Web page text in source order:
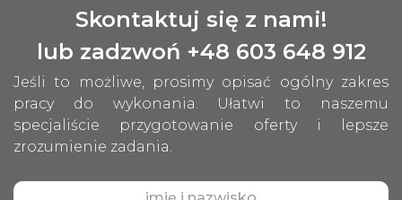
Skontaktuj się z nami!
lub zadzwoń +48 603 648 912
Jeśli to możliwe, prosimy opisać ogólny zakres
pracy do wykonania. Ułatwi to naszemu
specjaliście przygotowanie oferty i lepsze
zrozumienie zadania.